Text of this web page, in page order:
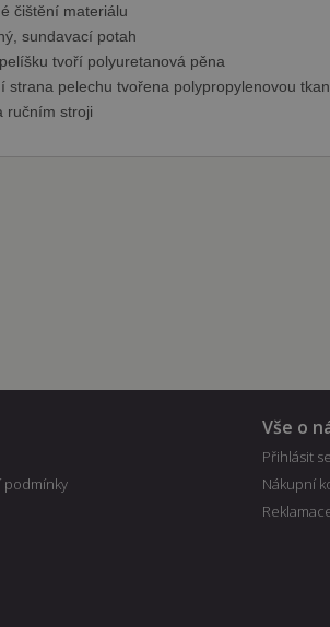
čištění materiálu
sundavací potah
tvoří polyuretanová pěna
strana pelechu tvořena polypropylenovou
ručním stroji
Vše o
Přihlásit
Nákupní